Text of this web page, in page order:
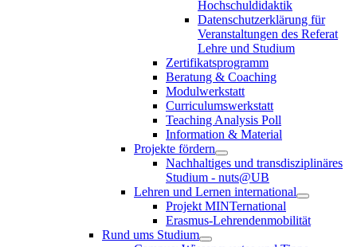
Hochschuldidaktik
Datenschutzerklärung für
Veranstaltungen des Referat
Lehre und Studium
Zertifikatsprogramm
Beratung & Coaching
Modulwerkstatt
Curriculumswerkstatt
Teaching Analysis Poll
Information & Material
Projekte fördern
Nachhaltiges und transdisziplinäres
Studium - nuts@UB
Lehren und Lernen international
Projekt MINTernational
Erasmus-Lehrendenmobilität
Rund ums Studium